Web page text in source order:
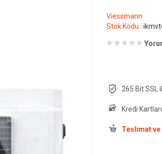
Viessmann
Stok Kodu :
265 Bit SSL
Kredi
Teslimat ve